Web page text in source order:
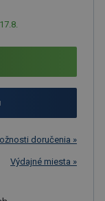
doručenia »
Výdajné miesta »